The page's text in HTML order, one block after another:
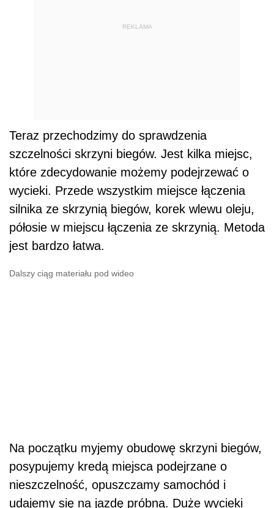
REKLAMA
Teraz przechodzimy do sprawdzenia
szczelności skrzyni biegów. Jest kilka miejsc,
które zdecydowanie możemy podejrzewać o
wycieki. Przede wszystkim miejsce łączenia
silnika ze skrzynią biegów, korek wlewu oleju,
półosie w miejscu łączenia ze skrzynią. Metoda
jest bardzo łatwa.
Dalszy ciąg materiału pod wideo
Na początku myjemy obudowę skrzyni biegów,
posypujemy kredą miejsca podejrzane o
nieszczelność, opuszczamy samochód i
udajemy się na jazdę próbną. Duże wycieki